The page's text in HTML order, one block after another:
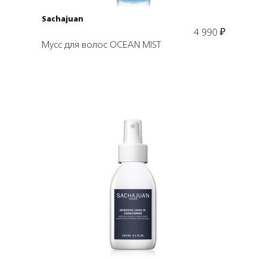
Sachajuan
4 990 ₽
Мусс для волос OCEAN MIST
Подробнее